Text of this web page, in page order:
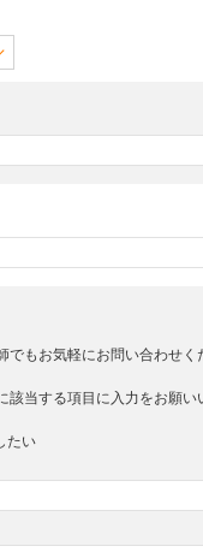
もお気軽にお問い合わせく
当する項目に入力をお願い
たい